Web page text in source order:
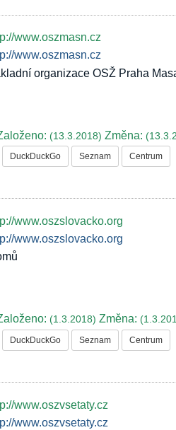
www.oszmasn.cz
www.oszmasn.cz
organizace OSŽ Praha
(13.3.2018)Změna:
DuckDuckGo Seznam Centrum
www.oszslovacko.org
www.oszslovacko.org
(1.3.2018)Změna:
DuckDuckGo Seznam Centrum
www.oszvsetaty.cz
www.oszvsetaty.cz